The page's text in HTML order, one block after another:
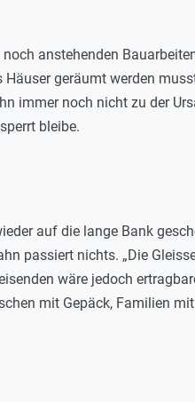
anstehenden
geräumt werden
immer noch nicht zu der
bleibe.
auf die lange Bank
passiert nichts. „Die
wäre jedoch
mit Gepäck, Familien